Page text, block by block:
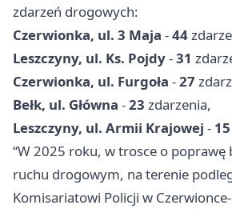
zdarzeń drogowych:
Czerwionka, ul. 3 Maja -44
Leszczyny, ul. Ks. Pojdy-31
Czerwionka, ul. Furgoła -27
Bełk, ul. Główna -23 zdarzenia,
Leszczyny, ul. Armii Krajowej - 15
“W 2025 roku, w trosce o poprawę
ruchu drogowym, na terenie
Komisariatowi Policji w